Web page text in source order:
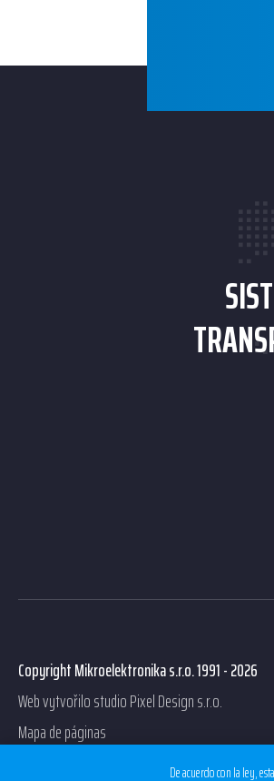
Copyright Mikroelektronika s.r.o. 1991 - 2026
Web vytvořilo studioPixel Design s.r.o.
Mapa de páginas
De acuerdo con la ley,